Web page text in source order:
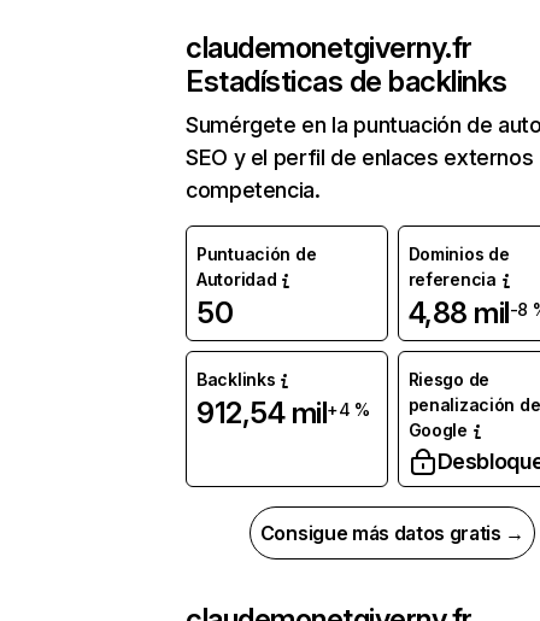
claudemonetgiverny.fr
Estadísticas de backlinks
Sumérgete en la puntuación de
SEO y el perfil de enlaces externos
competencia.
Puntuación de
Autoridad
50
Dominios de
referencia
4,88 mil-8
Backlinks
912,54 mil+4 %
Riesgo de
penalización de
Google
Consigue más datos gratis →